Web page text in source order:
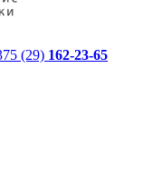
(29) 162-23-65